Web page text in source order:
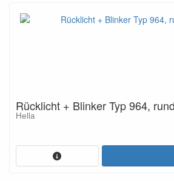
Rücklicht + Blinker Typ 964,
Hella